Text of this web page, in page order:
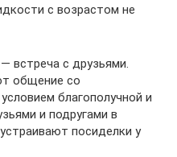
с возрастом не
встреча с друзьями.
общение со
благополучной и
и подругами в
посиделки у